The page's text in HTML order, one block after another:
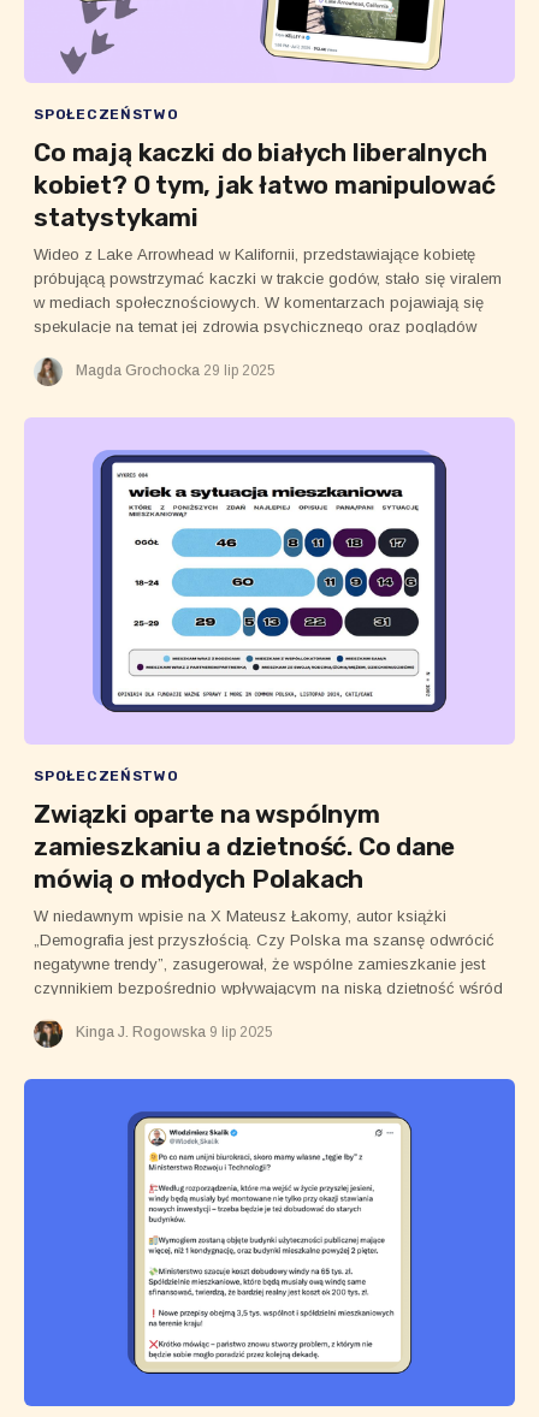
SPOŁECZEŃSTWO
Co mają kaczki do białych liberalnych
kobiet? O tym, jak łatwo manipulować
statystykami
Wideo z Lake Arrowhead w Kalifornii, przedstawiające kobietę
próbującą powstrzymać kaczki w trakcie godów, stało się viralem
w mediach społecznościowych. W komentarzach pojawiają się
spekulacje na temat jej zdrowia psychicznego oraz poglądów
Magda Grochocka 29 lip 2025
SPOŁECZEŃSTWO
Związki oparte na wspólnym
zamieszkaniu a dzietność. Co dane
mówią o młodych Polakach
W niedawnym wpisie na X Mateusz Łakomy, autor książki
„Demografia jest przyszłością. Czy Polska ma szansę odwrócić
negatywne trendy”, zasugerował, że wspólne zamieszkanie jest
czynnikiem bezpośrednio wpływającym na niską dzietność wśród
Kinga J. Rogowska 9 lip 2025